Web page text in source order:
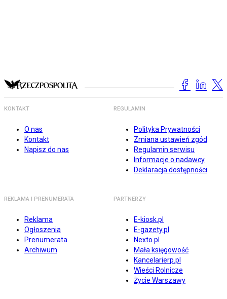
KONTAKT
O nas
Kontakt
Napisz do nas
REGULAMIN
Polityka Prywatności
Zmiana ustawień zgód
Regulamin serwisu
Informacje o nadawcy
Deklaracja dostępności
REKLAMA I PRENUMERATA
Reklama
Ogłoszenia
Prenumerata
Archiwum
PARTNERZY
E-kiosk.pl
E-gazety.pl
Nexto.pl
Mała księgowość
Kancelarierp.pl
Wieści Rolnicze
Życie Warszawy